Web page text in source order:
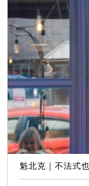
魁北克｜不法式